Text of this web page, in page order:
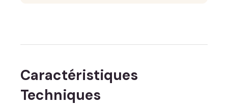
Caractéristiques
Techniques